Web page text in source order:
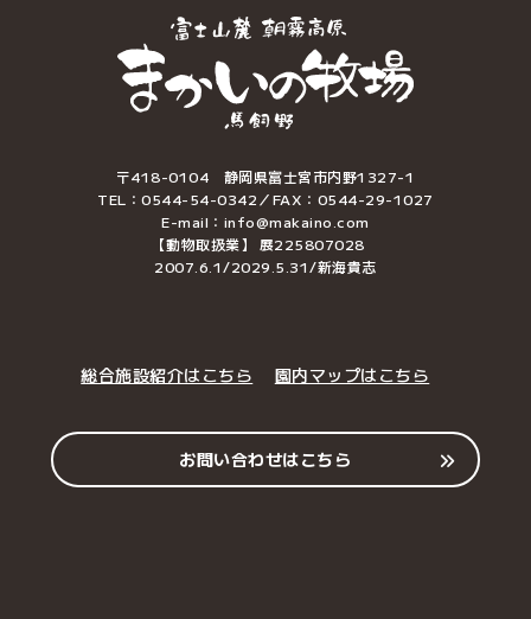
〒418-0104 静岡県富士宮市内野1327-1
TEL：0544-54-0342／FAX：0544-29-1027
E-mail：info@makaino.com
【動物取扱業】 展225807028
2007.6.1/2029.5.31/新海貴志
総合施設紹介はこちら 園内マップはこちら
お問い合わせはこちら